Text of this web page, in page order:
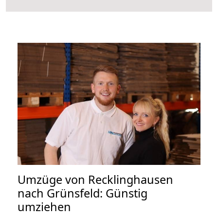
Umzüge von Recklinghausen
nach Grünsfeld: Günstig
umziehen